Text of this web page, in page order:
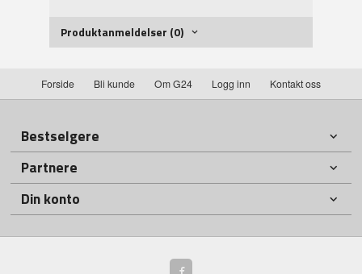
Produktanmeldelser (0)
Forside Bli kunde Om G24 Logg inn Kontakt oss
Bestselgere
Partnere
Din konto